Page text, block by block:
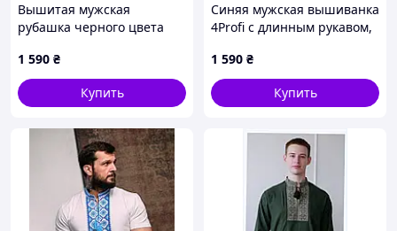
Вышитая мужская
рубашка черного цвета
1 590 ₴
Купить
Синяя мужская вышиванка
4Profi с длинным рукавом,
1 590 ₴
Купить